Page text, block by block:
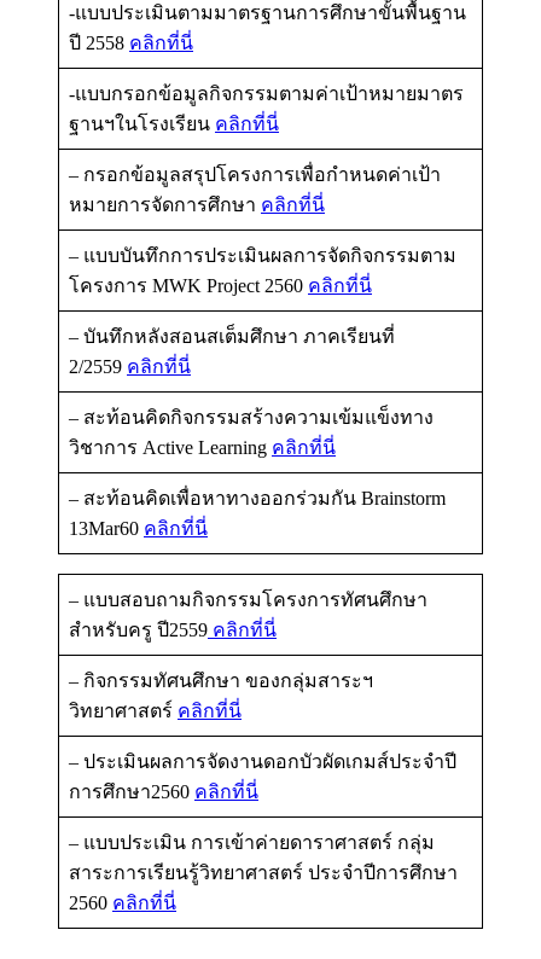
-แบบประเมินตามมาตรฐานการศึกษาขั้้นพื้นฐาน
ปี 2558 คลิกที่นี่
-แบบกรอกข้อมูลกิจกรรมตามค่าเป้าหมายมาตร
ฐานฯในโรงเรียน คลิกที่นี่
– กรอกข้อมูลสรุปโครงการเพื่อกำหนดค่าเป้า
หมายการจัดการศึกษา คลิกที่นี่
– แบบบันทึกการประเมินผลการจัดกิจกรรมตาม
โครงการ MWK Project 2560 คลิกที่นี่
– บันทึกหลังสอนสเต็มศึกษา ภาคเรียนที่
2/2559 คลิกที่นี่
– สะท้อนคิดกิจกรรมสร้างความเข้มแข็งทาง
วิชาการ Active Learning คลิกที่นี่
– สะท้อนคิดเพื่อหาทางออกร่วมกัน Brainstorm
13Mar60 คลิกที่นี่
– แบบสอบถามกิจกรรมโครงการทัศนศึกษา
สำหรับครู ปี2559 คลิกที่นี่
– กิจกรรมทัศนศึกษา ของกลุ่มสาระฯ
วิทยาศาสตร์ คลิกที่นี่
– ประเมินผลการจัดงานดอกบัวผัดเกมส์ประจำปี
การศึกษา2560 คลิกที่นี่
– แบบประเมิน การเข้าค่ายดาราศาสตร์ กลุ่ม
สาระการเรียนรู้วิทยาศาสตร์ ประจำปีการศึกษา
2560 คลิกที่นี่